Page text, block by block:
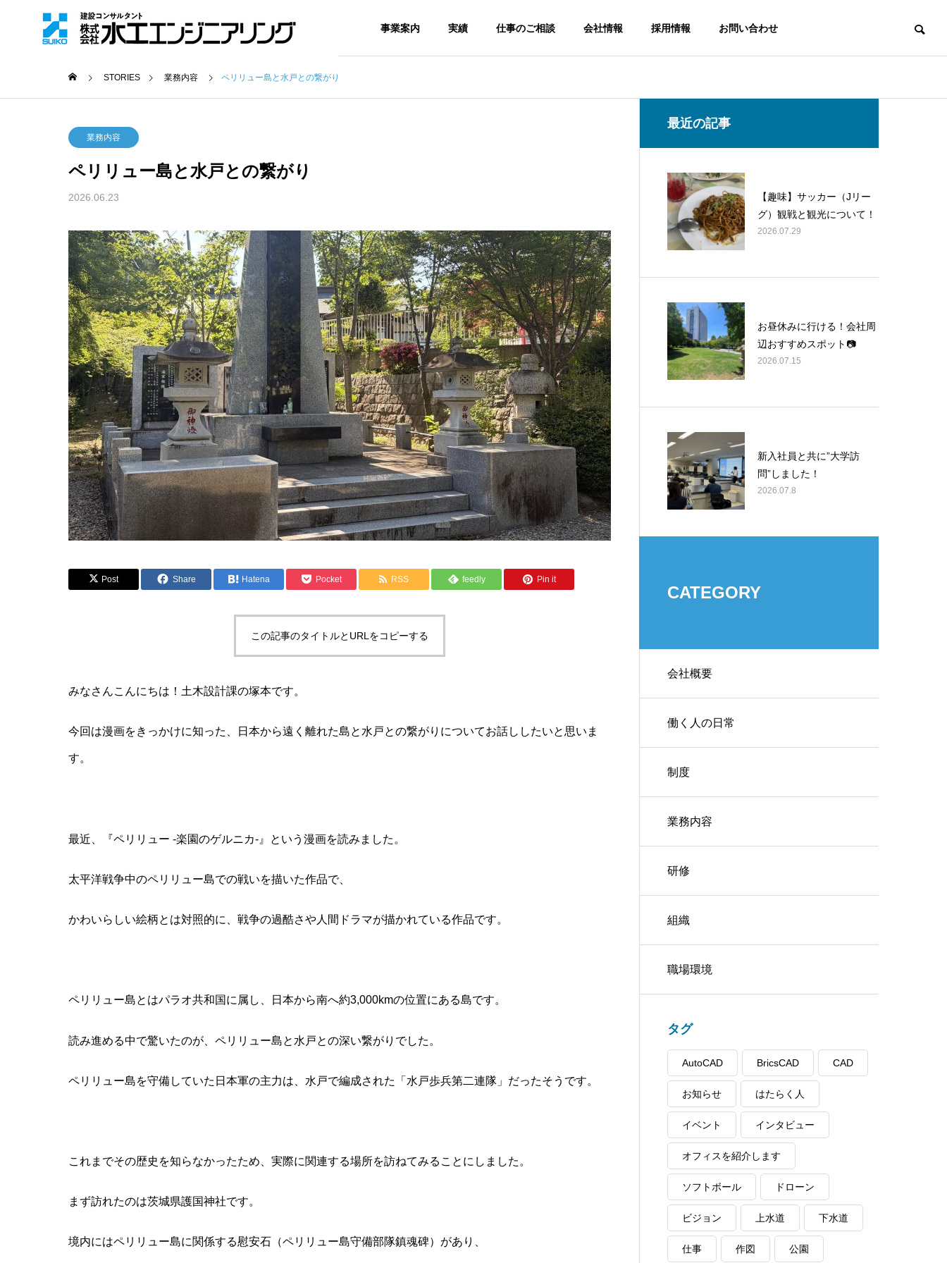
事業案内 実績 仕事のご相談 会社情報 採用情報 お問い合わせ
STORIES 業務内容 ペリリュー島と水戸との繋がり
業務内容
ペリリュー島と水戸との繋がり
2026.06.23
Post Share Hatena Pocket RSS feedly Pin it
この記事のタイトルとURLをコピーする
みなさんこんにちは！土木設計課の塚本です。
今回は漫画をきっかけに知った、日本から遠く離れた島と水戸との繋がりについてお話ししたいと思いま
す。
最近、『ペリリュー -楽園のゲルニカ-』という漫画を読みました。
太平洋戦争中のペリリュー島での戦いを描いた作品で、
かわいらしい絵柄とは対照的に、戦争の過酷さや人間ドラマが描かれている作品です。
ペリリュー島とはパラオ共和国に属し、日本から南へ約3,000kmの位置にある島です。
読み進める中で驚いたのが、ペリリュー島と水戸との深い繋がりでした。
ペリリュー島を守備していた日本軍の主力は、水戸で編成された「水戸歩兵第二連隊」だったそうです。
これまでその歴史を知らなかったため、実際に関連する場所を訪ねてみることにしました。
まず訪れたのは茨城県護国神社です。
境内にはペリリュー島に関係する慰安石（ペリリュー島守備部隊鎮魂碑）があり、
最近の記事
【趣味】サッカー（Jリー
グ）観戦と観光について！
2026.07.29
お昼休みに行ける！会社周
辺おすすめスポット📷
2026.07.15
新入社員と共に”大学訪
問”しました！
2026.07.8
CATEGORY
会社概要
働く人の日常
制度
業務内容
研修
組織
職場環境
タグ
AutoCAD BricsCAD CAD
お知らせ はたらく人
イベント インタビュー
オフィスを紹介します
ソフトボール ドローン
ビジョン 上水道 下水道
仕事 作図 公園